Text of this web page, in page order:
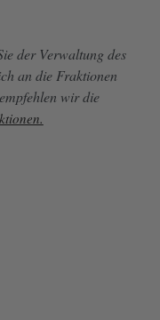
der Verwaltung des
an die Fraktionen
wir die